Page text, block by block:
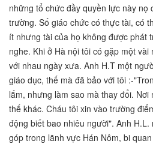
những tổ chức đầy quyền lực này nọ
trường. Số giáo chức có thực tài, có
ít nhưng tài của họ không được phát
nghe. Khi ở Hà nội tôi có gặp một
với nhau ngày xưa. Anh H.T một
giáo dục, thế mà đã bảo với tôi :-
lắm, nhưng làm sao mà thay đổi.
thế khác. Cháu tôi xin vào trường
động biết bao nhiêu người". Anh
góp trong lãnh vực Hán Nôm, bi